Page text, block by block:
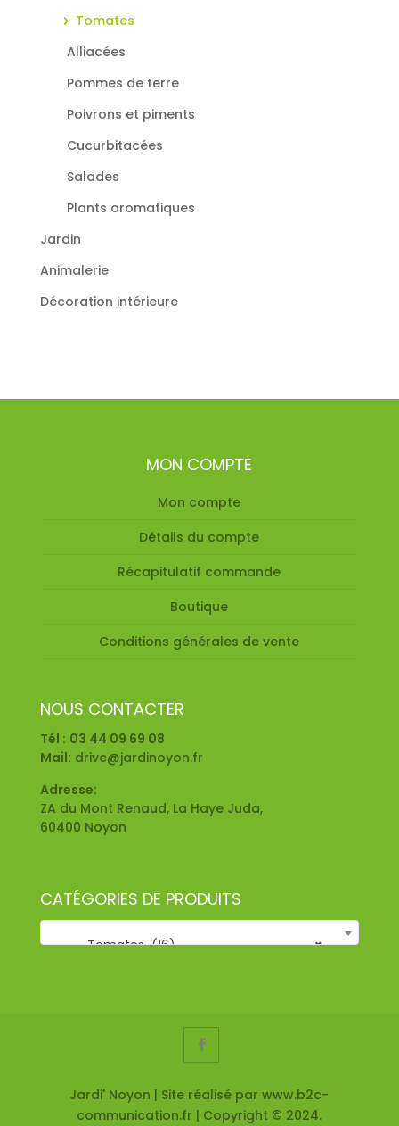
Tomates
Alliacées
Pommes de terre
Poivrons et piments
Cucurbitacées
Salades
Plants aromatiques
Jardin
Animalerie
Décoration intérieure
MON COMPTE
Mon compte
Détails du compte
Récapitulatif commande
Boutique
Conditions générales de vente
NOUS CONTACTER
Tél : 03 44 09 69 08
Mail: drive@jardinoyon.fr
Adresse:
ZA du Mont Renaud, La Haye Juda,
60400 Noyon
CATÉGORIES DE PRODUITS
×
Tomates (16)
Jardi' Noyon | Site réalisé par www.b2c-
communication.fr | Copyright © 2024.